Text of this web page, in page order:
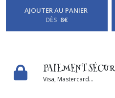
AJOUTER AU PANIER
DÈS 8€
PAIEMENT
Visa, Mastercard...